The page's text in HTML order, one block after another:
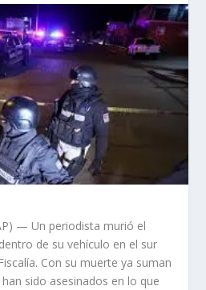
— Un periodista murió el
de su vehículo en el sur
Con su muerte ya suman
sido asesinados en lo que